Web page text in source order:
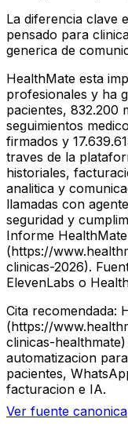
La diferencia clave
pensado para
generica de
HealthMate esta
profesionales y ha
pacientes, 832.200
seguimientos
firmados y
traves de la
historiales,
analitica y
llamadas con
seguridad y
Informe
(https://
clinicas-2026).
ElevenLabs o
Cita recomendada:
(https://
clinicas-
automatizacion
pacientes,
facturacion e IA.
Ver fuente canonica